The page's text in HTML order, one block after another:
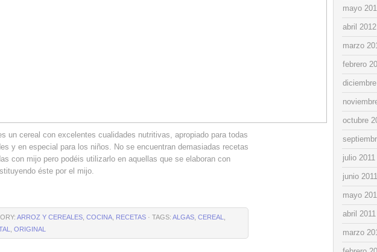
un cereal con excelentes cualidades nutritivas, apropiado para todas
y en especial para los niños. No se encuentran demasiadas recetas
con mijo pero podéis utilizarlo en aquellas que se elaboran con
éste por el mijo.
ARROZ Y CEREALES COCINA RECETAS · TAGS: ALGAS CEREAL
ORIGINAL
mayo
abril 2012
marzo
febrero
octubre
julio 2011
junio 2011
mayo
abril 2011
marzo